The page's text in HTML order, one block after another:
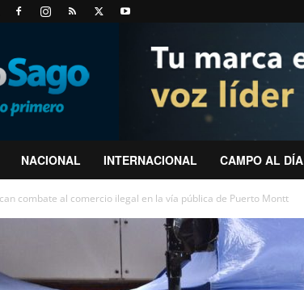
NACIONAL INTERNACIONAL CAMPO AL DÍA
combate al comercio ilegal en la vía pública de Puerto Montt